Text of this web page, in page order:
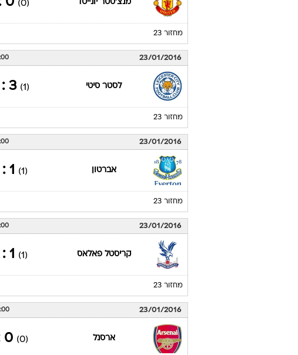
מנצ'סטר יונייטד (0)
מחזור 23
23/01/2016
לסטר סיטי (1)
3 : 0
מחזור 23
23/01/2016
אברטון (1)
1 : 2
מחזור 23
23/01/2016
קריסטל פאלאס (1)
1 : 3
מחזור 23
23/01/2016
ארסנל (0)
0 : 1